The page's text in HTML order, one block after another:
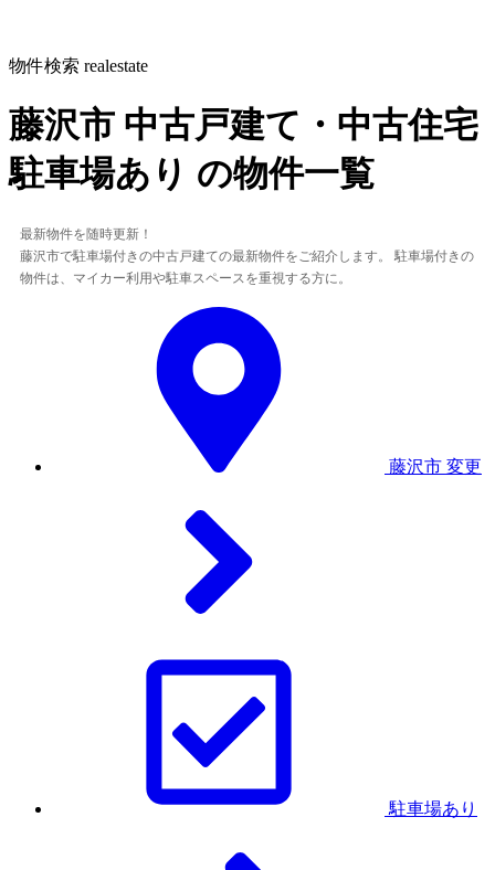
物件検索 realestate
藤沢市 中古戸建て・中古住宅
駐車場あり の物件一覧
最新物件を随時更新！
藤沢市で駐車場付きの中古戸建ての最新物件をご紹介します。 駐車場付きの
物件は、マイカー利用や駐車スペースを重視する方に。
藤沢市 変更
駐車場あり